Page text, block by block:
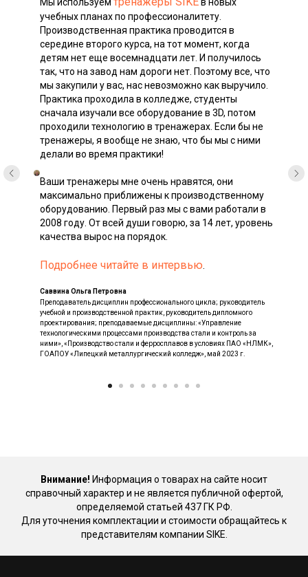
Мы используем
в новых
учебных планах по профессионалитету.
Производственная практика проводится в
середине второго курса, на тот момент, когда
детям нет еще восемнадцати лет. И получилось
так, что на завод нам дороги нет. Поэтому все, что
мы закупили у вас, нас невозможно как выручило.
Практика проходила в колледже, студенты
сначала изучали все оборудование в 3D, потом
проходили технологию в тренажерах. Если бы не
тренажеры, я вообще не знаю, что бы мы с ними
делали во время практики!
Ваши тренажеры мне очень нравятся, они
максимально приближены к производственному
оборудованию. Первый раз мы с вами работали в
2008 году. От всей души говорю, за 14 лет, уровень
качества вырос на порядок.
Подробнее читайте в интервью.
Саввина Ольга Петровна
Преподаватель дисциплин профессионального цикла; руководитель
учебной и производственной практик, руководитель дипломного
проектирования; преподаваемые дисциплины: «Управление
технологическими процессами производства стали и контроль за
ними», «Производство стали и ферросплавов в условиях ПАО «НЛМК»,
ГОАПОУ «Липецкий металлургический колледж», май 2023 г.
Внимание! Информация о товарах на сайте носит
справочный характер и не является публичной офертой,
определяемой статьей 437 ГК РФ.
Для уточнения комплектации и стоимости обращайтесь к
представителям компании SIKE.